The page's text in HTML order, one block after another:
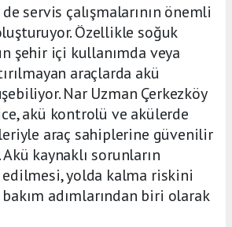
servis çalışmalarının önemli
Özellikle soğuk
şehir içi kullanımda veya
araçlarda akü
Nar Uzman Çerkezköy
akü kontrolü ve akülerde
araç sahiplerine güvenilir
kaynaklı sorunların
yolda kalma riskini
adımlarından biri olarak